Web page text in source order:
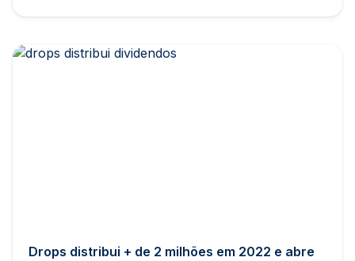
Drops distribui + de 2 milhões em 2022 e abre